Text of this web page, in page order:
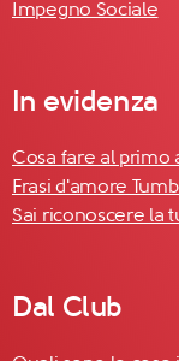
Impegno Sociale
In evidenza
Cosa fare al
Frasi d'amore
Sai riconoscere la
Dal Club